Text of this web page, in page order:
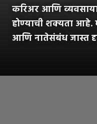
करिअर आणि
होण्याची शक्यता आहे.
आणि नातेसंबंध जास्त